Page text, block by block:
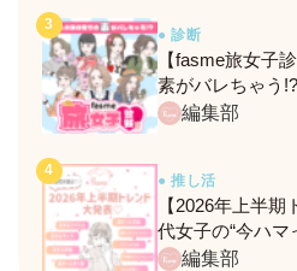
● 診断
【fasme旅女子
素がバレちゃう
ト！編集部
● 推し活
【2026年上半
代女子の“今ハマ
ネクストバズ予
編集部